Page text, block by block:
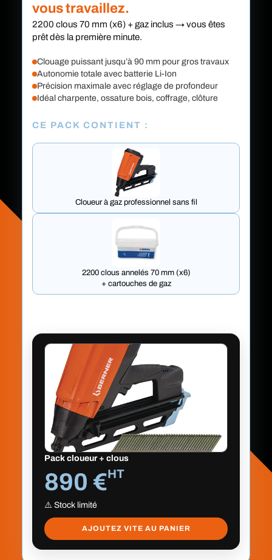
vous travaillez.
2200 clous 70 mm (x6) + gaz inclus → vous êtes
prêt dès la première minute.
Clouage puissant jusqu’à 90 mm pour gros travaux
Autonomie totale avec batterie Li-Ion
Précision maximale avec réglage de profondeur
Idéal charpente, ossature bois, coffrage, clôture
CE PACK CONTIENT :
Cloueur à gaz professionnel sans fil
2200 clous annelés 70 mm (x6)
+ cartouches de gaz
Pack cloueur + clous
890 €HT
⚠️ Stock limité
AJOUTEZ VITE AU PANIER